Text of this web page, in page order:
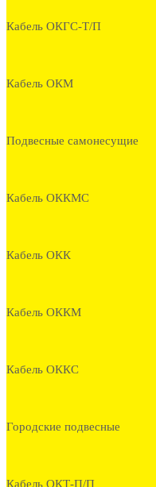
Кабель ОКГС-Т/П
Кабель ОКМ
Подвесные самонесущие
Кабель ОККМС
Кабель ОКК
Кабель ОККМ
Кабель ОККС
Городские подвесные
Кабель ОКТ-П/П